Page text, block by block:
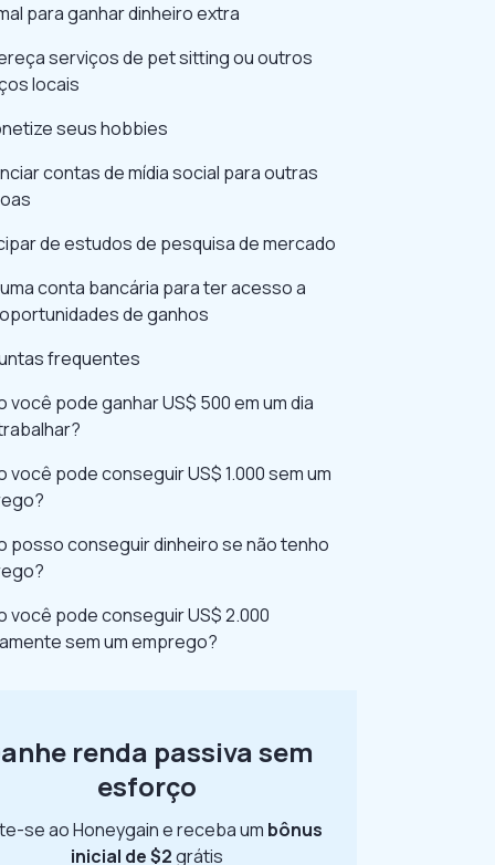
para ganhar dinheiro extra
serviços de pet sitting ou outros
locais
seus hobbies
contas de mídia social para outras
de estudos de pesquisa de mercado
conta bancária para ter acesso a
de ganhos
frequentes
você pode ganhar US$ 500 em um dia
você pode conseguir US$ 1.000 sem um
posso conseguir dinheiro se não tenho
você pode conseguir US$ 2.000
sem um emprego?
renda passiva sem
esforço
se ao Honeygain e receba um bônus
inicial de $2grátis